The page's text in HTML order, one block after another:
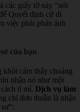
các giấy tờ này “nói
Quyết định cử đi
việc phải phản ánh
của bạn
cảm thấy choáng
nhận nó như một
tỉ mỉ. Dịch vụ làm
chỉ đơn thuần là nhận